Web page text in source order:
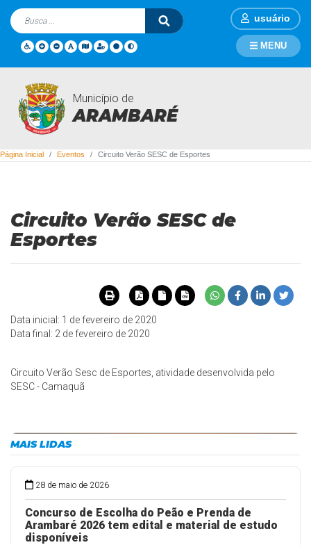
usuário
Município de
ARAMBARÉ
MENU
Eventos
Página Inicial Eventos Circuito Verão SESC de Esportes
Circuito Verão SESC de
Esportes
Data inicial: 1 de fevereiro de 2020
Data final: 2 de fevereiro de 2020
Circuito Verão Sesc de Esportes, atividade desenvolvida pelo
SESC - Camaquã
MAIS LIDAS
28 de maio de 2026
Concurso de Escolha do Peão e Prenda de
Arambaré 2026 tem edital e material de estudo
disponíveis